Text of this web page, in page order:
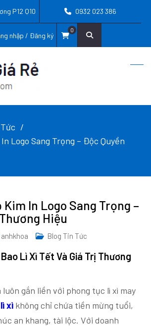
P12 Q10 0932 023 386
nhập / Đăng ký
0
Logo Sang Trọng – Độc Quyền
Kim In Logo Sang Trọng –
Hiệu
anhkhoa Blog Tin Tức
Lì Xì Tết Và Giá Trị Thương
gắn liền với phong tục lì xì may
xì không chỉ chứa tiền mừng tuổi,
an khang, tài lộc. Với doanh